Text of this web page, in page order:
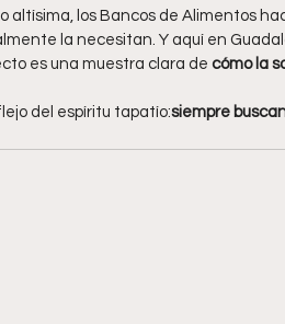
altísima, los Bancos de Alimentos
la necesitan. Y aquí en
es una muestra clara de cómo la
del espíritu tapatío:siempre